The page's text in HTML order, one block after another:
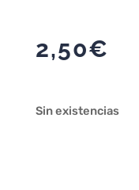
2,50€
Sin existencias